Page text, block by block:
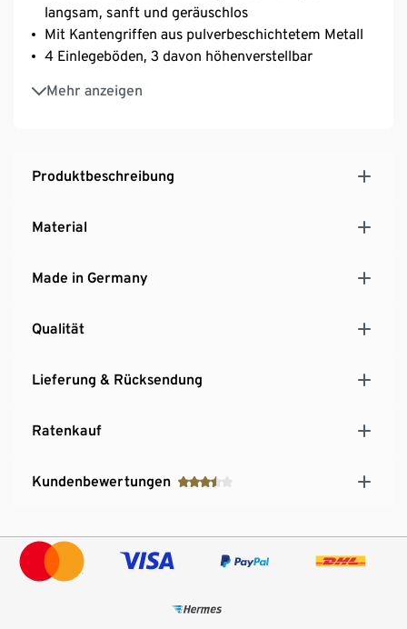
langsam, sanft und geräuschlos
Mit Kantengriffen aus pulverbeschichtetem Metall
4 Einlegeböden, 3 davon höhenverstellbar
Mehr anzeigen
Geringe Tiefe – ideal für schmale Flure
Stehende und hängende Montage möglich
Ohne Styropor verpackt
Ein Element aus der »Ameca«-Möbel-Serie
MADE IN GERMANY
Produktbeschreibung
Material
Made in Germany
Qualität
Lieferung & Rücksendung
Ratenkauf
Kundenbewertungen